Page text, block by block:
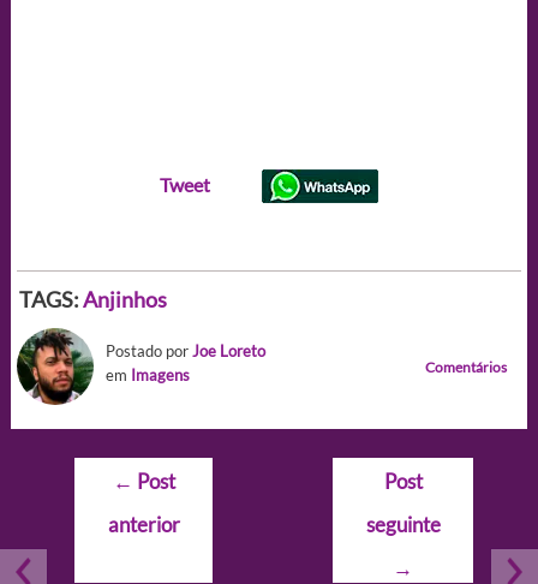
Tweet
TAGS:Anjinhos
Postado porJoe Loreto
em Imagens Comentários
Navegação
Post
← Post
anterior
Post
seguinte
→